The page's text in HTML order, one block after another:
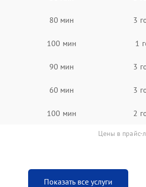
80 мин 3
100 мин 1
90 мин 3
60 мин 3
100 мин 2
Цены в прайс-
Показать все услуги